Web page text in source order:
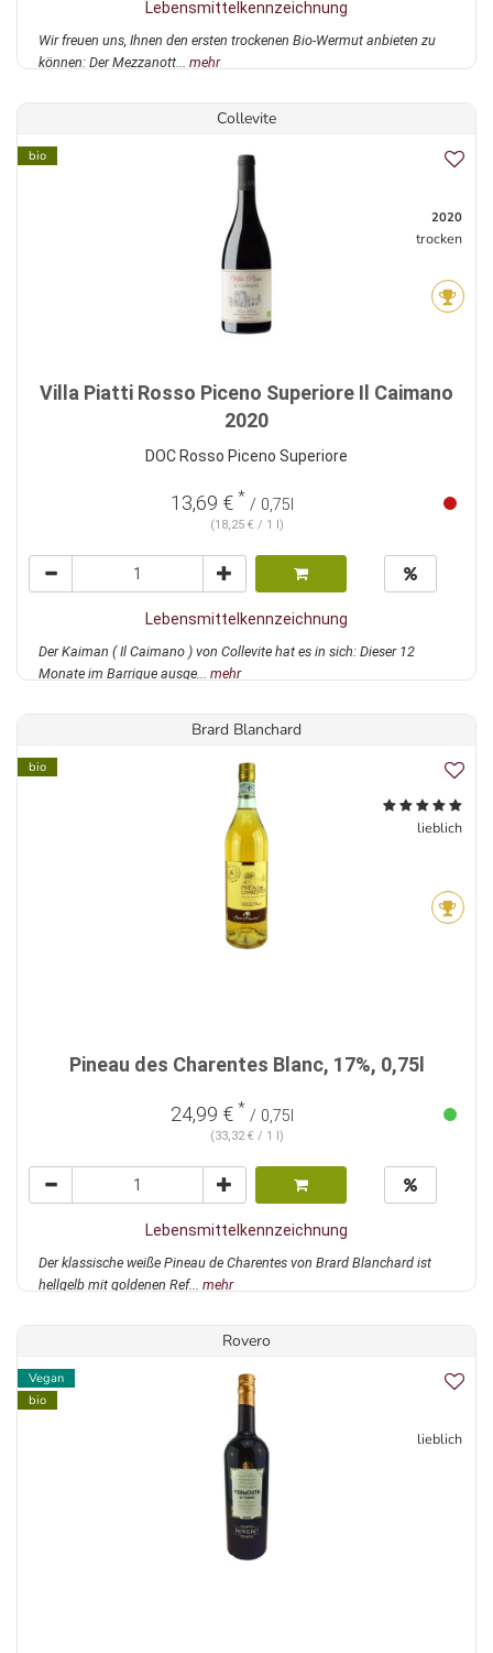
Lebensmittelkennzeichnung
Wir freuen uns, Ihnen den ersten trockenen Bio-Wermut anbieten zu
können: Der Mezzanott... mehr
Collevite
bio
2020
trocken
Villa Piatti Rosso Piceno Superiore Il Caimano
2020
DOC Rosso Piceno Superiore
13,69 € * / 0,75l
(18,25 € / 1 l)
Lebensmittelkennzeichnung
Der Kaiman ( Il Caimano ) von Collevite hat es in sich: Dieser 12
Monate im Barrique ausge... mehr
Brard Blanchard
bio
lieblich
Pineau des Charentes Blanc, 17%, 0,75l
24,99 € * / 0,75l
(33,32 € / 1 l)
Lebensmittelkennzeichnung
Der klassische weiße Pineau de Charentes von Brard Blanchard ist
hellgelb mit goldenen Ref... mehr
Rovero
Vegan
bio
lieblich